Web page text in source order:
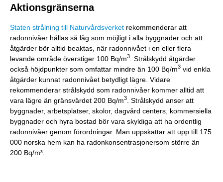
Aktionsgränserna
Staten strålning till Naturvårdsverket rekommenderar att
radonnivåer hållas så låg som möjligt i alla byggnader och att
åtgärder bör alltid beaktas, när radonnivået i en eller flera
levande område överstiger 100 Bq/m3
. Strålskydd åtgärder
också höjdpunkter som omfattar mindre än 100 Bq/m3 vid enkla
åtgärder kunnat radonnivået betydligt lägre. Vidare
rekommenderar strålskydd som radonnivåer kommer alltid att
vara lägre än gränsvärdet 200 Bq/m3
. Strålskydd anser att
byggnader, arbetsplatser, skolor, dagvård centers, kommersiella
byggnader och hyra bostad bör vara skyldiga att ha ordentlig
radonnivåer genom förordningar. Man uppskattar att upp till 175
000 norska hem kan ha radonkonsentrasjonersom större än
200 Bq/m³.